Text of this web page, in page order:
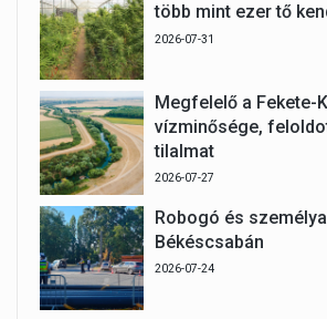
több mint ezer tő
2026-07-31
Megfelelő a Fekete-
vízminősége,
tilalmat
2026-07-27
Robogó és
Békéscsabán
2026-07-24